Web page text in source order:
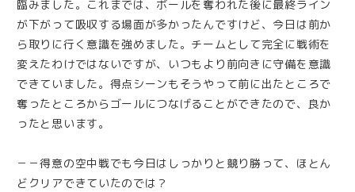
臨みました。これまでは、ボールを奪われた後に最終ライン
が下がって吸収する場面が多かったんですけど、今日は前か
ら取りに行く意識を強めました。チームとして完全に戦術を
変えたわけではないですが、いつもより前向きに守備を意識
できていました。得点シーンもそうやって前に出たところで
奪ったところからゴールにつなげることができたので、良か
ったと思います。
－－得意の空中戦でも今日はしっかりと競り勝って、ほとん
どクリアできていたのでは？